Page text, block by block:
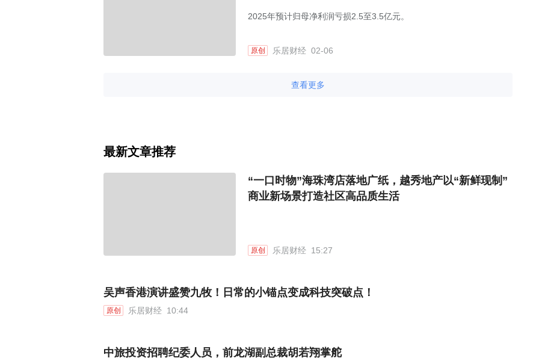
2025年预计归母净利润亏损2.5至3.5亿元。
原创 乐居财经 02-06
查看更多
最新文章推荐
“一口时物”海珠湾店落地广纸，越秀地产以“新鲜现制”
商业新场景打造社区高品质生活
原创 乐居财经 15:27
吴声香港演讲盛赞九牧！日常的小锚点变成科技突破点！
原创 乐居财经 10:44
中旅投资招聘纪委人员，前龙湖副总裁胡若翔掌舵